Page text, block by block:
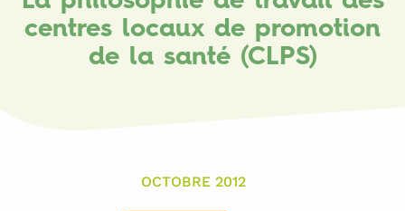
centres locaux de promotion
de la santé (CLPS)
OCTOBRE 2012